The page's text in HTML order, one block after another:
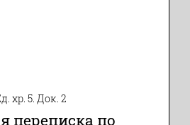
хр. 5. Док. 2
переписка по